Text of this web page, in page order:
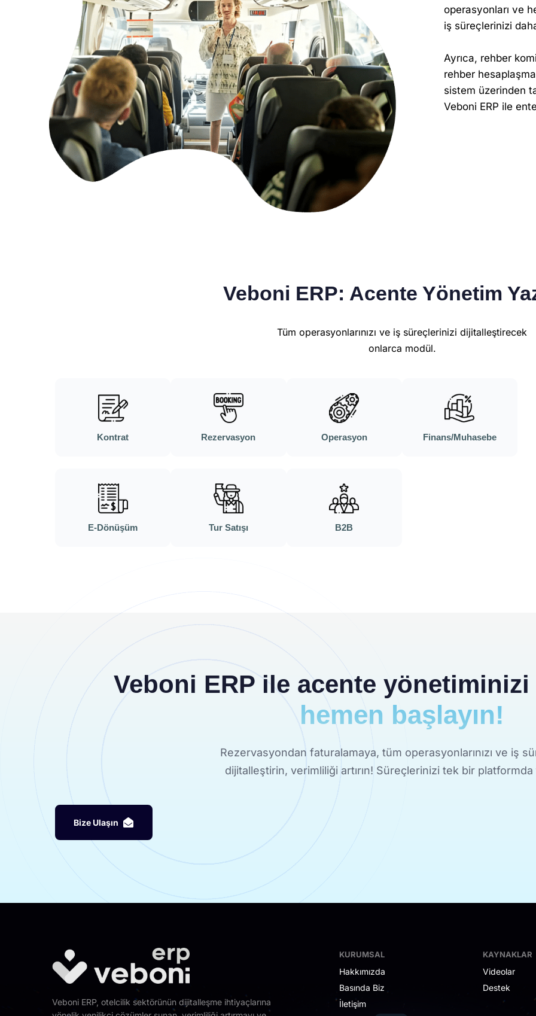
operasyonları ve
iş süreçlerinizi
Ayrıca, rehber
rehber
sistem üzerinden
Veboni ERP ile
Veboni ERP: Acente Yönetim
Tüm operasyonlarınızı ve iş süreçlerinizi dijitalleştirecek
onlarca modül.
Kontrat Rezervasyon Operasyon Finans/Muhasebe
E-Dönüşüm Tur Satışı B2B
Veboni ERP ile acente yönetiminizi
hemen başlayın!
Rezervasyondan faturalamaya, tüm operasyonlarınızı ve iş
dijitalleştirin, verimliliği artırın! Süreçlerinizi tek bir platformda
Bize Ulaşın
Veboni ERP, otelcilik sektörünün dijitalleşme ihtiyaçlarına
KURUMSAL
Hakkımızda
Basında Biz
İletişim
KAYNAKLAR
Videolar
Destek